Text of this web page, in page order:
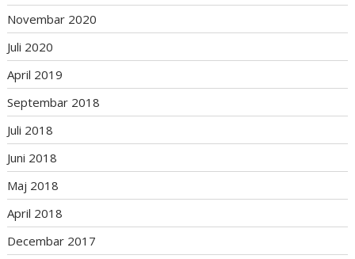
Novembar 2020
Juli 2020
April 2019
Septembar 2018
Juli 2018
Juni 2018
Maj 2018
April 2018
Decembar 2017